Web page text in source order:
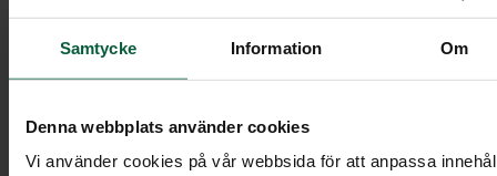
Samtycke Information Om
Denna webbplats använder cookies
Vi använder cookies på vår webbsida för att anpassa